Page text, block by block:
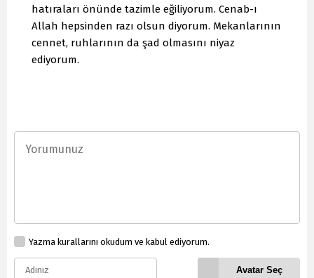
hatıraları önünde tazimle eğiliyorum. Cenab-ı
Allah hepsinden razı olsun diyorum. Mekanlarının
cennet, ruhlarının da şad olmasını niyaz
ediyorum.
Yazma kurallarını okudum ve kabul ediyorum.
Avatar Seç